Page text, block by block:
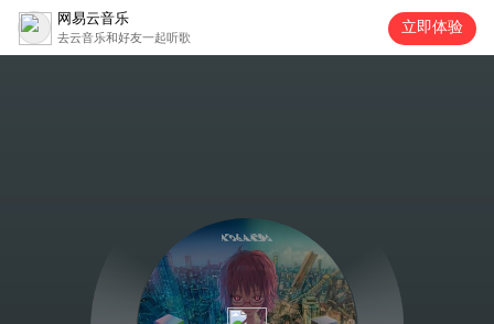
网易云音乐
去云音乐和好友一起听歌
立即体验